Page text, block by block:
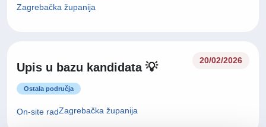
Zagrebačka županija
Upis u bazu kandidata 💡
20/02/2026
Ostala područja
On-site radZagrebačka županija